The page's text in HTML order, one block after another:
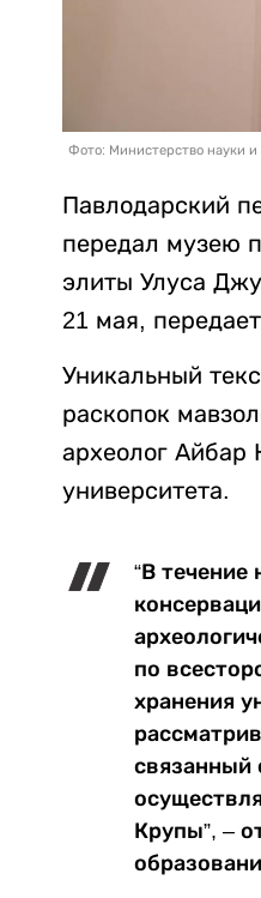
Фото: Министерство науки и
Павлодарский
передал музею
элиты Улуса
21 мая, передает
Уникальный
раскопок
археолог Айбар
университета.
“В
по
хранения
связанный
Крупы”, –